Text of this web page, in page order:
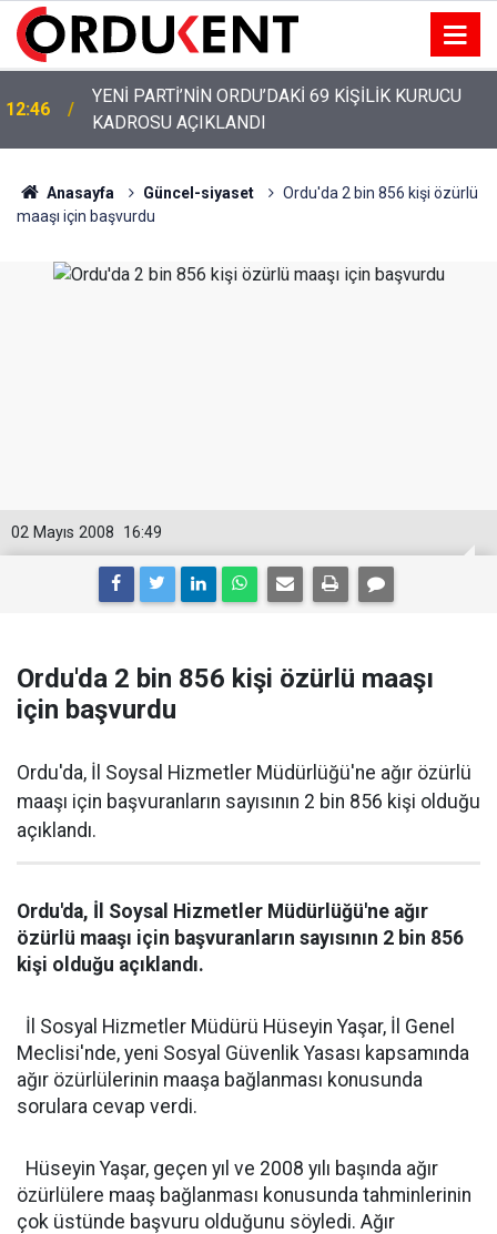
12:22
YENİ PARTİ ALTINORDU’DA KURUCU YÖNETİMİNİ
AÇIKLADI
Anasayfa Güncel-siyaset
Ordu'da 2 bin 856 kişi özürlü
maaşı için başvurdu
16:49
02 Mayıs 2008
Ordu'da 2 bin 856 kişi özürlü maaşı
için başvurdu
Ordu'da, İl Soysal Hizmetler Müdürlüğü'ne ağır özürlü
maaşı için başvuranların sayısının 2 bin 856 kişi olduğu
açıklandı.
Ordu'da, İl Soysal Hizmetler Müdürlüğü'ne ağır
özürlü maaşı için başvuranların sayısının 2 bin 856
kişi olduğu açıklandı.
İl Sosyal Hizmetler Müdürü Hüseyin Yaşar, İl Genel
Meclisi'nde, yeni Sosyal Güvenlik Yasası kapsamında
ağır özürlülerinin maaşa bağlanması konusunda
sorulara cevap verdi.
Hüseyin Yaşar, geçen yıl ve 2008 yılı başında ağır
özürlülere maaş bağlanması konusunda tahminlerinin
çok üstünde başvuru olduğunu söyledi. Ağır